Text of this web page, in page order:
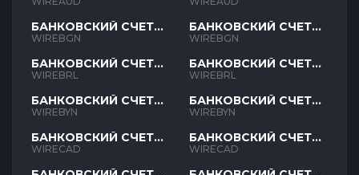
БАНКОВСКИЙ СЧЕТ
BGN
WIREBGN
БАНКОВСКИЙ СЧЕТ
BRL
WIREBRL
БАНКОВСКИЙ СЧЕТ
BYN
WIREBYN
БАНКОВСКИЙ СЧЕТ
CAD
WIRECAD
БАНКОВСКИЙ СЧЕТ
BGN
WIREBGN
БАНКОВСКИЙ СЧЕТ
BRL
WIREBRL
БАНКОВСКИЙ СЧЕТ
BYN
WIREBYN
БАНКОВСКИЙ СЧЕТ
CAD
WIRECAD